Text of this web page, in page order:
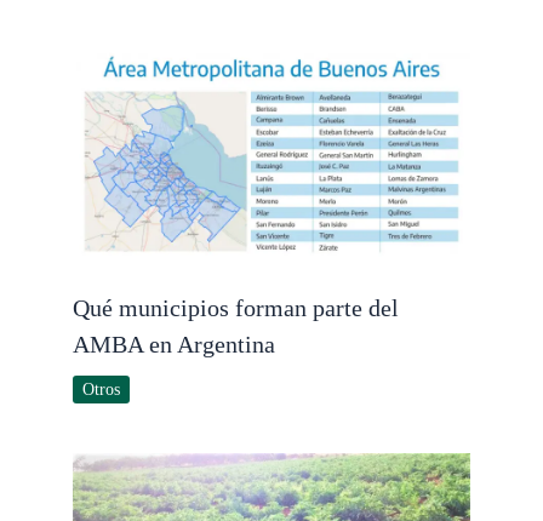
Qué municipios forman parte del
AMBA en Argentina
Otros